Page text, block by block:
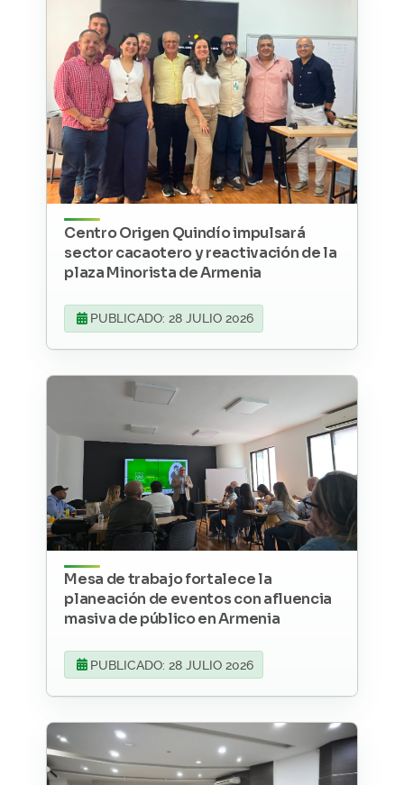
Centro Origen Quindío impulsará
sector cacaotero y reactivación de la
plaza Minorista de Armenia
PUBLICADO: 28 JULIO 2026
Mesa de trabajo fortalece la
planeación de eventos con afluencia
masiva de público en Armenia
PUBLICADO: 28 JULIO 2026